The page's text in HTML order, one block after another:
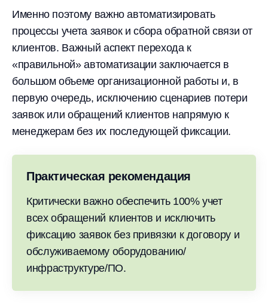
Именно поэтому важно автоматизировать
процессы учета заявок и сбора обратной связи от
клиентов. Важный аспект перехода к
«правильной» автоматизации заключается в
большом объеме организационной работы и, в
первую очередь, исключению сценариев потери
заявок или обращений клиентов напрямую к
менеджерам без их последующей фиксации.
Практическая рекомендация
Критически важно обеспечить 100% учет
всех обращений клиентов и исключить
фиксацию заявок без привязки к договору и
обслуживаемому оборудованию/
инфраструктуре/ПО.